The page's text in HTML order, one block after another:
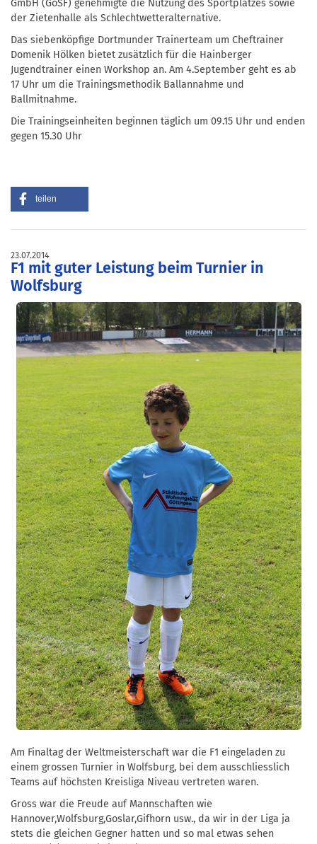
GmbH (GöSF) genehmigte die Nutzung des Sportplatzes sowie
der Zietenhalle als Schlechtwetteralternative.
Das siebenköpfige Dortmunder Trainerteam um Cheftrainer
Domenik Hölken bietet zusätzlich für die Hainberger
Jugendtrainer einen Workshop an. Am 4.September geht es ab
17 Uhr um die Trainingsmethodik Ballannahme und
Ballmitnahme.
Die Trainingseinheiten beginnen täglich um 09.15 Uhr und enden
gegen 15.30 Uhr
teilen
23.07.2014
F1 mit guter Leistung beim Turnier in
Wolfsburg
Am Finaltag der Weltmeisterschaft war die F1 eingeladen zu
einem grossen Turnier in Wolfsburg, bei dem ausschliesslich
Teams auf höchsten Kreisliga Niveau vertreten waren.
Gross war die Freude auf Mannschaften wie
Hannover,Wolfsburg,Goslar,Gifhorn usw., da wir in der Liga ja
stets die gleichen Gegner hatten und so mal etwas sehen